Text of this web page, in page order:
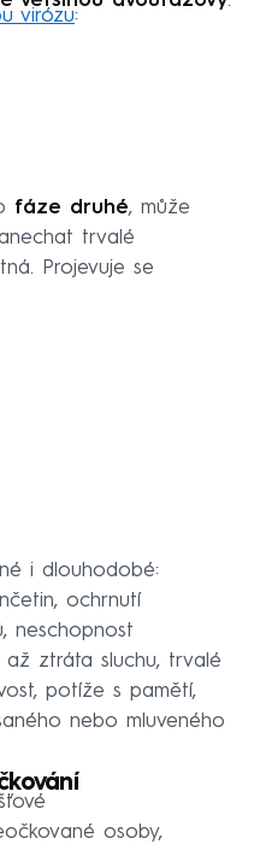
virózu:
fáze druhé, může
trvalé
Projevuje se
i dlouhodobé:
ochrnutí
neschopnost
až ztráta sluchu, trvalé
potíže s pamětí,
nebo mluveného
osoby,